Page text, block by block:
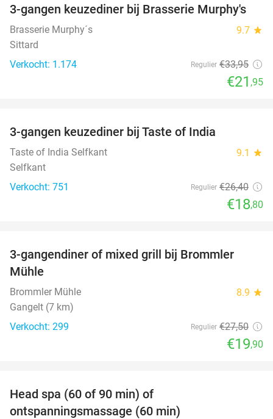
35%
3-gangen keuzediner bij Brasserie Murphy's
Brasserie Murphy´s 9.7 star
Sittard
Verkocht: 1.174
Regulier €33,95
€21 ,95
3-gangen keuzediner bij Taste of India
Taste of India Selfkant 9.1 star
Selfkant
Verkocht: 751
Regulier €26,40
€18,80
3-gangendiner of mixed grill bij Brommler
Mühle
Brommler Mühle 8.9 star
Gangelt (7 km)
Verkocht: 299
Regulier €27,50
€19,90
Head spa (60 of 90 min) of
ontspanningsmassage (60 min)